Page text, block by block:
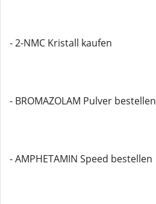
- 2-NMC Kristall kaufen
- BROMAZOLAM Pulver bestellen
- AMPHETAMIN Speed ​​bestellen